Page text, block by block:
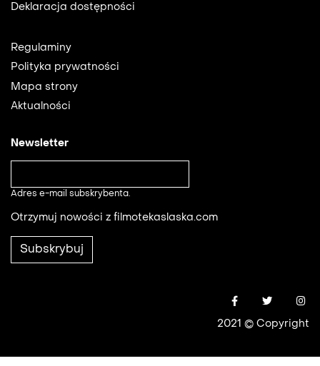
Deklaracja dostępności
Footer
2
Regulaminy
Polityka prywatności
Mapa strony
Aktualności
Newsletter
Adres e-mail subskrybenta.
Otrzymuj nowości z filmotekaslaska.com
2021 © Copyright